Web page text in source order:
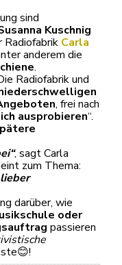
sind
Kuschnig
Radiofabrik Carla
anderem die
.
Radiofabrik und
, frei nach
ausprobieren“.
, sagt Carla
zum Thema:
darüber, wie
oder
passieren